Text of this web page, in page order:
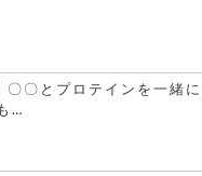
〇〇とプロテインを一緒に
…